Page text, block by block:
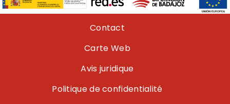
Pie de páginaContact
Carte Web
Avis juridique
Politique de confidentialité